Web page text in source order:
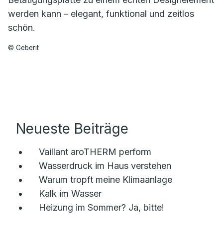
werden kann – elegant, funktional und zeitlos
schön.
© Geberit
Neueste Beiträge
Vaillant aroTHERM perform
Wasserdruck im Haus verstehen
Warum tropft meine Klimaanlage
Kalk im Wasser
Heizung im Sommer? Ja, bitte!